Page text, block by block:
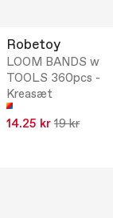
Robetoy
LOOM BANDS w
TOOLS 360pcs -
Kreasæt
14.25 kr 19 kr